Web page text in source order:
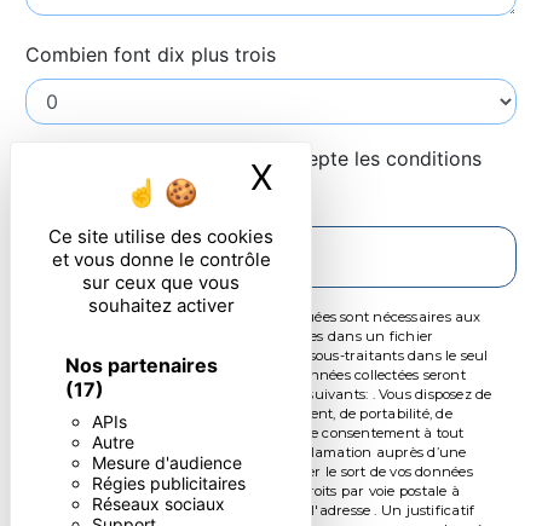
Ce site utilise des cookies
et vous donne le contrôle
sur ceux que vous
souhaitez activer
Nos partenaires
(17)
APIs
Autre
Mesure d'audience
Régies publicitaires
Réseaux sociaux
X Masquer le
Combien font dix plus trois
En cochant cette case, j'accepte les conditions
particulières ci-dessous **
ENVOYER
** Les données personnelles communiquées sont nécessaires aux
fins de vous contacter et sont enregistrées dans un fichier
informatisé. Elles sont destinées à et ses sous-traitants dans le seul
but de répondre à votre message. Les données collectées seront
communiquées aux seuls destinataires suivants: . Vous disposez de
droits d’accès, de rectification, d’effacement, de portabilité, de
limitation, d’opposition, de retrait de votre consentement à tout
moment et du droit d’introduire une réclamation auprès d’une
autorité de contrôle, ainsi que d’organiser le sort de vos données
post-mortem. Vous pouvez exercer ces droits par voie postale à
l'adresse ou par courrier électronique à l'adresse . Un justificatif